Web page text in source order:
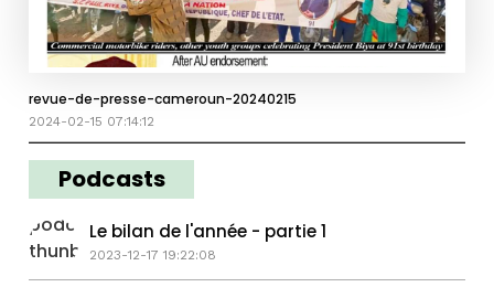
revue-de-presse-cameroun-20240215
2024-02-15 07:14:12
Podcasts
Le bilan de l'année - partie 1
2023-12-17 19:22:08